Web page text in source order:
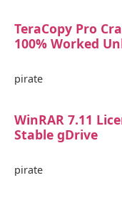
TeraCopy Pro
100% Worked
pirate
WinRAR 7.11
Stable gDrive
pirate